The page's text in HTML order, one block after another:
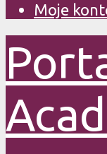
Moje